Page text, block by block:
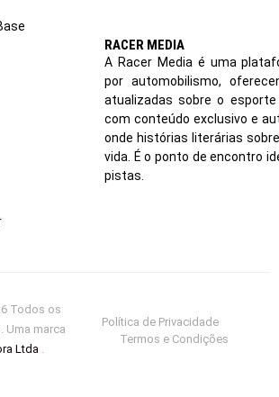
RACER MEDIA
A Racer Media é uma
por automobilismo,
atualizadas sobre o
com conteúdo exclusivo e
onde histórias literárias
vida. É o ponto de encontro
pistas.
Todos os
Uma marca
Ltda .
Política de Privacidade
Termos e Condições